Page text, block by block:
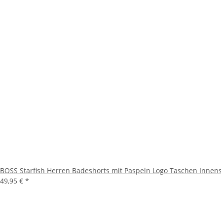
BOSS Starfish Herren Badeshorts mit Paspeln Logo Taschen
49,95 € *